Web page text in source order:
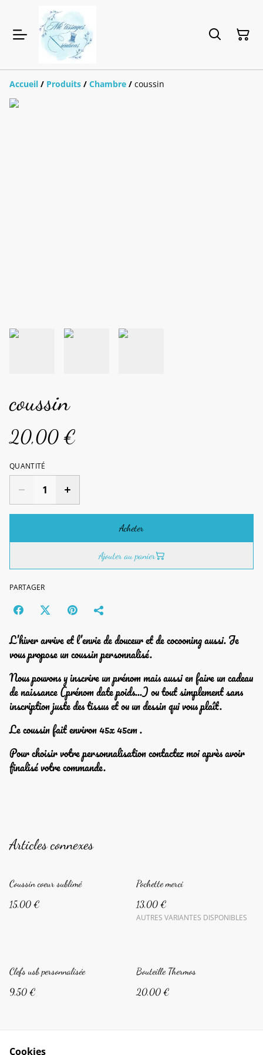
Accueil / Produits / Chambre / coussin
coussin
20,00 €
QUANTITÉ
Acheter
Ajouter au panier
PARTAGER
L’hiver arrive et l’envie de douceur et de cocooning aussi. Je
vous propose un coussin personnalisé.
Nous pouvons y inscrire un prénom mais aussi en faire un cadeau
de naissance (prénom date poids...) ou tout simplement sans
inscription juste des tissus et ou un dessin qui vous plaît.
Le coussin fait environ 45x 45cm .
Pour choisir votre personnalisation contactez moi après avoir
finalisé votre commande.
Articles connexes
Coussin coeur sublimé
15,00 €
Pochette merci
13,00 €
AUTRES VARIANTES DISPONIBLES
Clefs usb personnalisée
9,50 €
Bouteille Thermos
20,00 €
Cookies